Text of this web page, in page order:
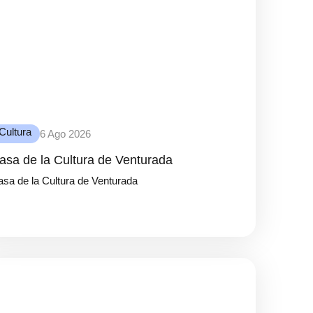
6 Ago 2026
de la Cultura de Venturada
de la Cultura de Venturada